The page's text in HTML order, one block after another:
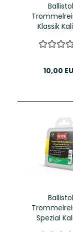
Ballistol
Klassik
Stück
10,00
Ballistol
Spezial